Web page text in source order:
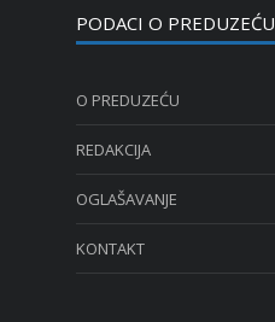
PODACI O PREDUZEĆU
O PREDUZEĆU
REDAKCIJA
OGLAŠAVANJE
KONTAKT